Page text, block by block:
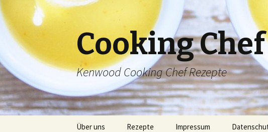
Cooking
Kenwood Cooking Chef Rezepte
Springe
Über uns Rezepte Impressum